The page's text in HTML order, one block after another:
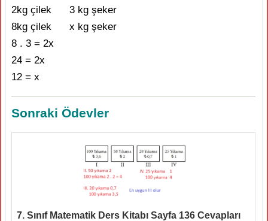
2kg çilek 3 kg şeker
8kg çilek x kg şeker
8 . 3 = 2x
24 = 2x
12 = x
Sonraki Ödevler
7. Sınıf Matematik Ders Kitabı Sayfa 136 Cevapları